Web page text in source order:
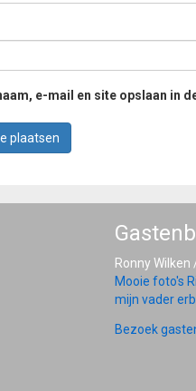
e-mail en site opslaan in
Ronny Wilken
Mooie foto's
mijn vader
Bezoek